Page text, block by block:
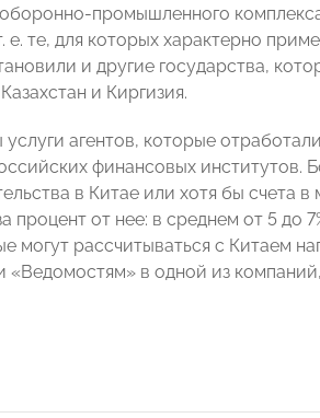
оборонно-промышленного
е. те, для которых характерно
и другие государства,
и Киргизия.
агентов, которые
финансовых институтов.
в Китае или хотя бы счета в
процент от нее: в среднем от 5 до
могут рассчитываться с Китаем
«Ведомостям» в одной из компаний,